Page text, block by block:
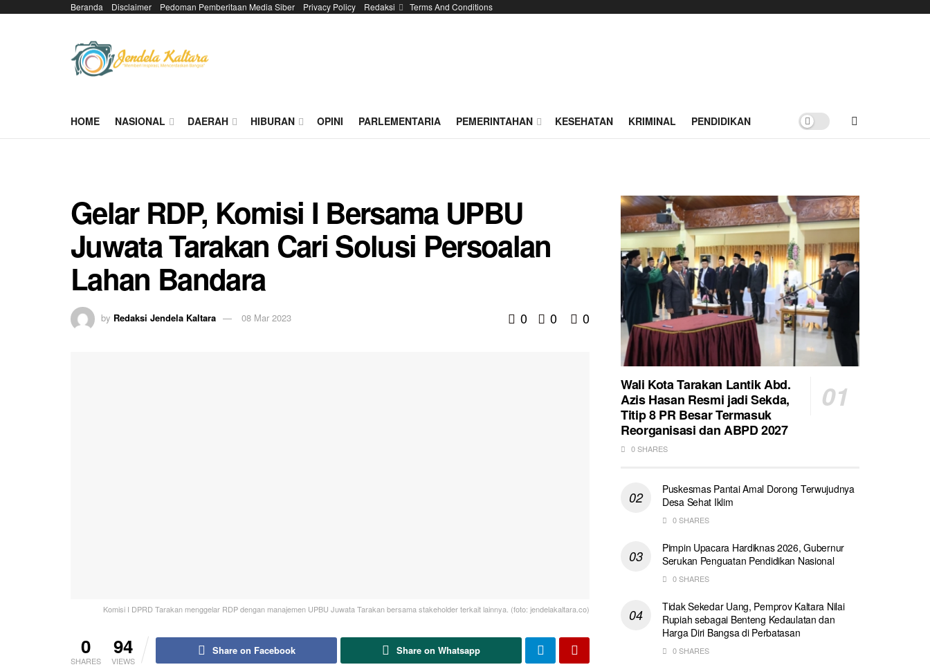
Beranda Disclaimer Pedoman Pemberitaan Media Siber Privacy Policy Redaksi Terms And Conditions
HOME NASIONAL DAERAH HIBURAN OPINI PARLEMENTARIA PEMERINTAHAN KESEHATAN KRIMINAL PENDIDIKAN
Gelar RDP, Komisi I Bersama UPBU
Juwata Tarakan Cari Solusi Persoalan
Lahan Bandara
by Redaksi Jendela Kaltara 08 Mar 2023 0 0 0
Komisi I DPRD Tarakan menggelar RDP dengan manajemen UPBU Juwata Tarakan bersama stakeholder terkait lainnya. (foto: jendelakaltara.co)
0
SHARES
94
VIEWS
Share on Facebook Share on Whatsapp
Wali Kota Tarakan Lantik Abd.
Azis Hasan Resmi jadi Sekda,
Titip 8 PR Besar Termasuk
Reorganisasi dan ABPD 2027
0 SHARES
Puskesmas Pantai Amal Dorong Terwujudnya
Desa Sehat Iklim
0 SHARES
Pimpin Upacara Hardiknas 2026, Gubernur
Serukan Penguatan Pendidikan Nasional
0 SHARES
Tidak Sekedar Uang, Pemprov Kaltara Nilai
Rupiah sebagai Benteng Kedaulatan dan
Harga Diri Bangsa di Perbatasan
0 SHARES